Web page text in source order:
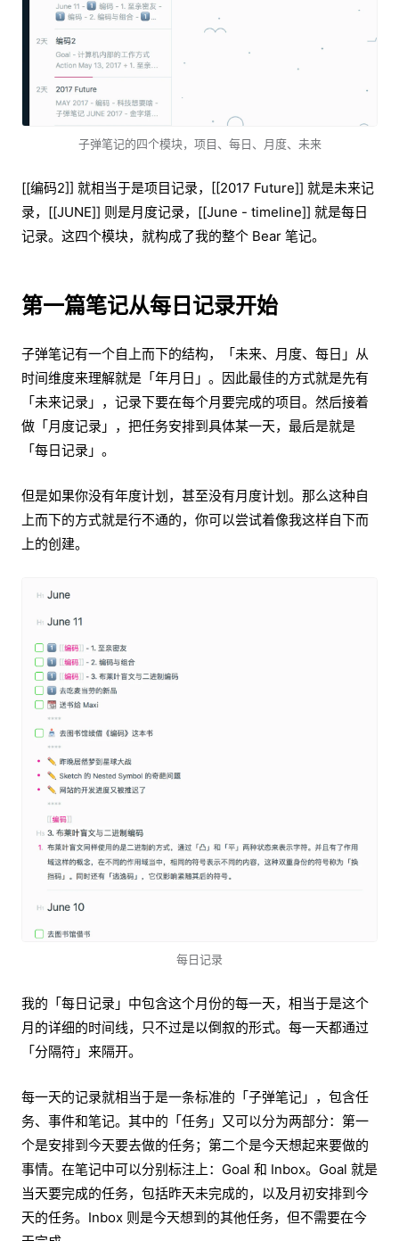
子弹笔记的四个模块，项目、每日、月度、未来
[[编码2]] 就相当于是项目记录，[[2017 Future]] 就是未来记
录，[[JUNE]] 则是月度记录，[[June - timeline]] 就是每日
记录。这四个模块，就构成了我的整个 Bear 笔记。
第一篇笔记从每日记录开始
子弹笔记有一个自上而下的结构，「未来、月度、每日」从
时间维度来理解就是「年月日」。因此最佳的方式就是先有
「未来记录」，记录下要在每个月要完成的项目。然后接着
做「月度记录」，把任务安排到具体某一天，最后是就是
「每日记录」。
但是如果你没有年度计划，甚至没有月度计划。那么这种自
上而下的方式就是行不通的，你可以尝试着像我这样自下而
上的创建。
每日记录
我的「每日记录」中包含这个月份的每一天，相当于是这个
月的详细的时间线，只不过是以倒叙的形式。每一天都通过
「分隔符」来隔开。
每一天的记录就相当于是一条标准的「子弹笔记」，包含任
务、事件和笔记。其中的「任务」又可以分为两部分：第一
个是安排到今天要去做的任务；第二个是今天想起来要做的
事情。在笔记中可以分别标注上：Goal 和 Inbox。Goal 就是
当天要完成的任务，包括昨天未完成的，以及月初安排到今
天的任务。Inbox 则是今天想到的其他任务，但不需要在今